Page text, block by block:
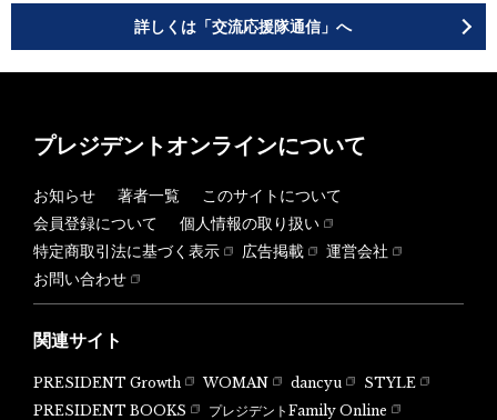
詳しくは「交流応援隊通信」へ
プレジデントオンラインについて
お知らせ 著者一覧
このサイトについて
会員登録について
個人情報の取り扱い
特定商取引法に基づく表示
広告掲載
運営会社
お問い合わせ
関連サイト
PRESIDENT Growth WOMAN dancyu
STYLE
PRESIDENT BOOKS
プレジデントFamily Online